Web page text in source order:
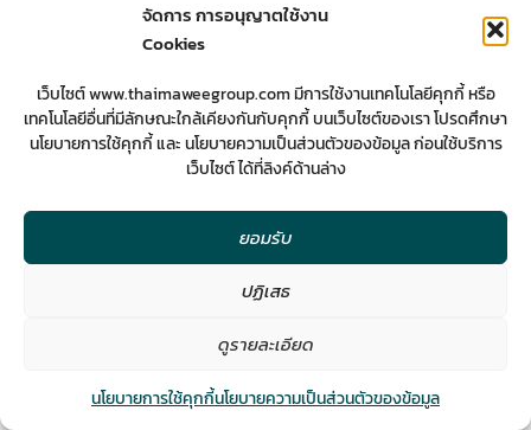
จัดการ การอนุญาตใช้งาน
Cookies
เว็บไซต์ www.thaimaweegroup.com มีการใช้งานเทคโนโลยีคุกกี้ หรือ
เทคโนโลยีอื่นที่มีลักษณะใกล้เคียงกันกับคุกกี้ บนเว็บไซต์ของเรา โปรดศึกษา
นโยบายการใช้คุกกี้ และ นโยบายความเป็นส่วนตัวของข้อมูล ก่อนใช้บริการ
เว็บไซต์ ได้ที่ลิงค์ด้านล่าง
ยอมรับ
ปฏิเสธ
ดูรายละเอียด
นโยบายการใช้คุกกี้นโยบายความเป็นส่วนตัวของข้อมูล
Building Renovate to Apartment
Contact us